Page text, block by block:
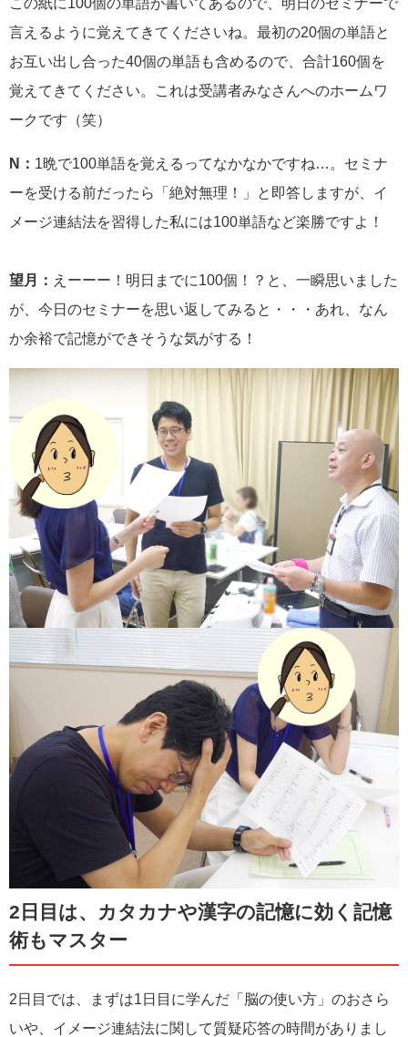
この紙に100個の単語が書いてあるので、明日のセミナーで
言えるように覚えてきてくださいね。最初の20個の単語と
お互い出し合った40個の単語も含めるので、合計160個を
覚えてきてください。これは受講者みなさんへのホームワ
ークです（笑）
N： 1晩で100単語を覚えるってなかなかですね…。セミナ
ーを受ける前だったら「絶対無理！」と即答しますが、イ
メージ連結法を習得した私には100単語など楽勝ですよ！
望月： えーーー！明日までに100個！？と、一瞬思いました
が、今日のセミナーを思い返してみると・・・あれ、なん
か余裕で記憶ができそうな気がする！
2日目は、カタカナや漢字の記憶に効く記憶
術もマスター
2日目では、まずは1日目に学んだ「脳の使い方」のおさら
いや、イメージ連結法に関して質疑応答の時間がありまし